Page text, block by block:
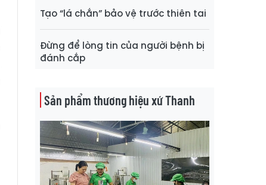
Tạo “lá chắn” bảo vệ trước thiên tai
Đừng để lòng tin của người bệnh bị
đánh cắp
Sản phẩm thương hiệu xứ Thanh